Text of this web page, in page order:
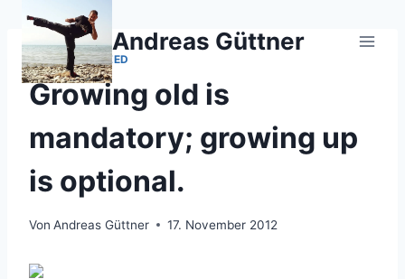
Zum
springen
Andreas Güttner
UNCATEGORIZED
Growing old is
mandatory; growing up
is optional.
Von Andreas Güttner 17. November 2012